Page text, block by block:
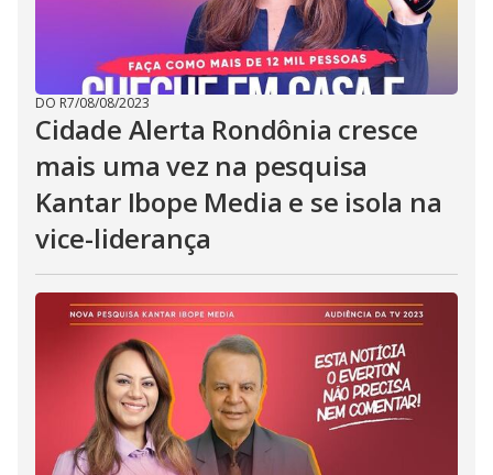
DO R7/08/08/2023
Cidade Alerta Rondônia cresce
mais uma vez na pesquisa
Kantar Ibope Media e se isola na
vice-liderança